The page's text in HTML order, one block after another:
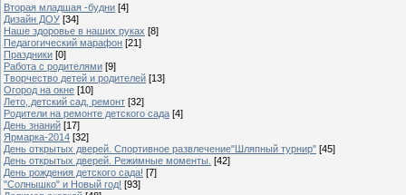
Вторая младшая -будни [4]
Дизайн ДОУ [34]
Наше здоровье в наших руках [8]
Педагогический марафон [21]
Праздники [0]
Работа с родителями [9]
Творчество детей и родителей [13]
Огород на окне [10]
Лето, детский сад, ремонт [32]
Родители на ремонте детского сада [4]
День знаний [17]
Ярмарка-2014 [32]
День открытых дверей. Спортивное развлечение"Шляпный турнир" [45]
День открытых дверей. Режимные моменты. [42]
День рождения детского сада! [7]
"Солнышко" и Новый год! [93]